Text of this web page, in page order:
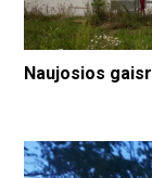
Naujosios